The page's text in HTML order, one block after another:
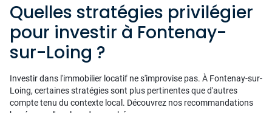
Quelles stratégies privilégier
pour investir à Fontenay-
sur-Loing ?
Investir dans l'immobilier locatif ne s'improvise pas. À Fontenay-sur-
Loing, certaines stratégies sont plus pertinentes que d'autres
compte tenu du contexte local. Découvrez nos recommandations